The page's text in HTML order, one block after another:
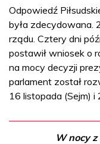
Odpowiedź
była zdecydowana.
rządu. Cztery dni
postawił wniosek o
na mocy decyzji
parlament został
16 listopada (Sejm) i
W nocy